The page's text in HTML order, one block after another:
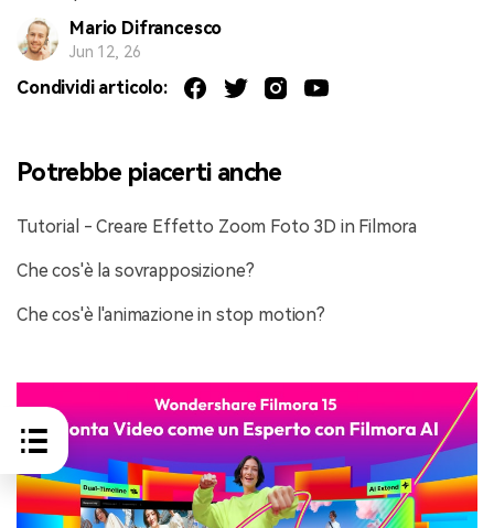
Mario Difrancesco
Jun 12, 26
Condividi articolo:
Potrebbe piacerti anche
Tutorial - Creare Effetto Zoom Foto 3D in Filmora
Che cos'è la sovrapposizione?
Che cos'è l'animazione in stop motion?